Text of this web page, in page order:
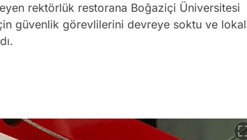
rektörlük restorana Boğaziçi Üniversitesi
güvenlik görevlilerini devreye soktu ve lokal